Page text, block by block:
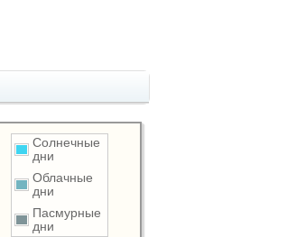
Солнечные
дни
Облачные
дни
Пасмурные
дни